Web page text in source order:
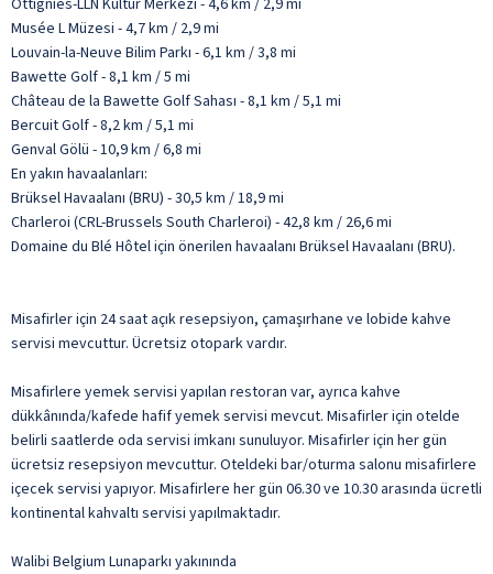
Musée L Müzesi - 4,7 km / 2,9 mi
Louvain-la-Neuve Bilim Parkı - 6,1 km / 3,8 mi
Bawette Golf - 8,1 km / 5 mi
Château de la Bawette Golf Sahası - 8,1 km / 5,1 mi
Bercuit Golf - 8,2 km / 5,1 mi
Genval Gölü - 10,9 km / 6,8 mi
En yakın havaalanları:
Brüksel Havaalanı (BRU) - 30,5 km / 18,9 mi
Charleroi (CRL-Brussels South Charleroi) - 42,8 km / 26,6 mi
Domaine du Blé Hôtel için önerilen havaalanı Brüksel Havaalanı (BRU).
Misafirler için 24 saat açık resepsiyon, çamaşırhane ve lobide kahve
servisi mevcuttur. Ücretsiz otopark vardır.
Misafirlere yemek servisi yapılan restoran var, ayrıca kahve
dükkânında/kafede hafif yemek servisi mevcut. Misafirler için otelde
belirli saatlerde oda servisi imkanı sunuluyor. Misafirler için her gün
ücretsiz resepsiyon mevcuttur. Oteldeki bar/oturma salonu misafirlere
içecek servisi yapıyor. Misafirlere her gün 06.30 ve 10.30 arasında ücretli
kontinental kahvaltı servisi yapılmaktadır.
Walibi Belgium Lunaparkı yakınında